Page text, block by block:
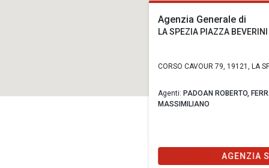
Agenzia Generale di
LA SPEZIA PIAZZA BEVERINI
CORSO CAVOUR 79, 19121, LA
Agenti: PADOAN ROBERTO,
MASSIMILIANO
AGENZIA